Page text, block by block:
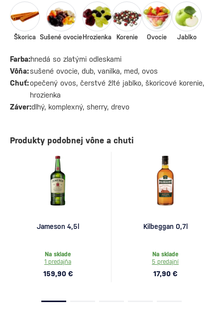
Farba:hnedá so zlatými odleskami
Vôňa:sušené ovocie, dub, vanilka, med, ovos
Chuť:opečený ovos, čerstvé žlté jablko, škoricové korenie,
hrozienka
Záver:dlhý, komplexný, sherry, drevo
Škorica Sušené ovocie Hrozienka Korenie Ovocie Jablko
Produkty podobnej vône a chuti
Jameson 4,5l
Na sklade
1 predajňa
159,90 €
Kilbeggan 0,7l
Na sklade
5 predajní
17,90 €